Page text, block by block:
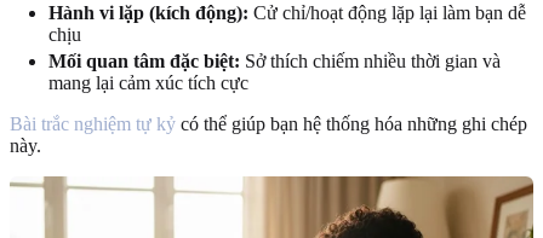
Hành vi lặp (kích động): Cử chỉ/hoạt động lặp lại làm bạn dễ
chịu
Mối quan tâm đặc biệt: Sở thích chiếm nhiều thời gian và
mang lại cảm xúc tích cực
Bài trắc nghiệm tự kỷ có thể giúp bạn hệ thống hóa những ghi chép
này.